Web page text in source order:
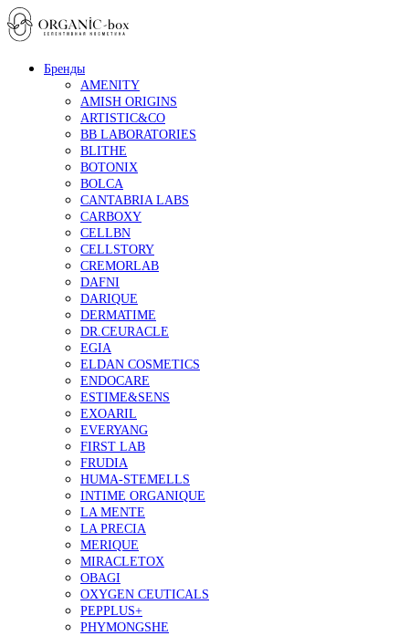
Бренды
AMENITY
AMISH ORIGINS
ARTISTIC&CO
BB LABORATORIES
BLITHE
BOTONIX
BOLCA
CANTABRIA LABS
CARBOXY
CELLBN
CELLSTORY
CREMORLAB
DAFNI
DARIQUE
DERMATIME
DR.CEURACLE
EGIA
ELDAN COSMETICS
ENDOCARE
ESTIME&SENS
EXOARIL
EVERYANG
FIRST LAB
FRUDIA
HUMA-STEMELLS
INTIME ORGANIQUE
LA MENTE
LA PRECIA
MERIQUE
MIRACLETOX
OBAGI
OXYGEN CEUTICALS
PEPPLUS+
PHYMONGSHE